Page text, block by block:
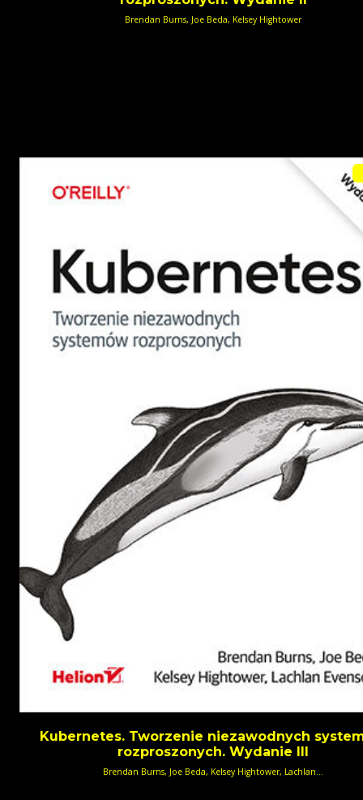
Brendan Burns, Joe Beda, Kelsey Hightower
Kubernetes. Tworzenie niezawodnych
rozproszonych. Wydanie III
Brendan Burns, Joe Beda, Kelsey Hightower, Lachlan...